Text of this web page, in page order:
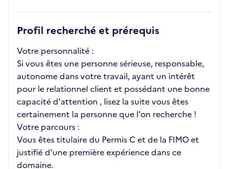
Profil recherché et prérequis
Votre personnalité :
Si vous êtes une personne sérieuse, responsable,
autonome dans votre travail, ayant un intérêt
pour le relationnel client et possédant une bonne
capacité d'attention , lisez la suite vous êtes
certainement la personne que l'on recherche !
Votre parcours :
Vous êtes titulaire du Permis C et de la FIMO et
justifié d'une première expérience dans ce
domaine.